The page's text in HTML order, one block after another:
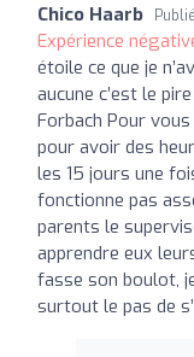
Chico Haarb
Expérience
étoile ce que je
aucune c’est le
Forbach Pour
pour avoir des
les 15 jours une
fonctionne pas
parents le
apprendre eux
fasse son boulot,
surtout le pas de